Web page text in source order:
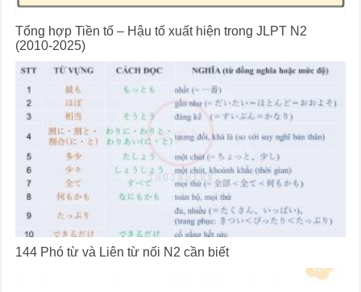
Tổng hợp Tiền tố – Hậu tố xuất hiện trong JLPT N2
(2010-2025)
144 Phó từ và Liên từ nối N2 cần biết